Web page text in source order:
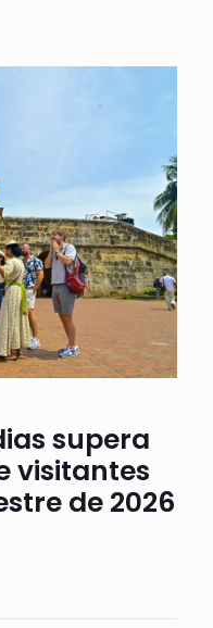
supera
visitantes
de 2026